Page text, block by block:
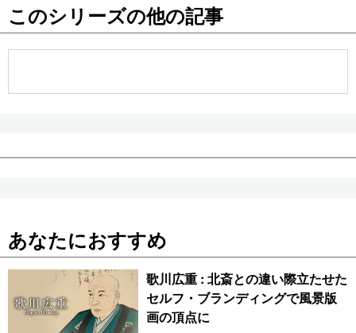
公式SNS
このシリーズの他の記事
あなたにおすすめ
歌川広重 : 北斎との違い際立たせた
セルフ・ブランディングで風景版
画の頂点に